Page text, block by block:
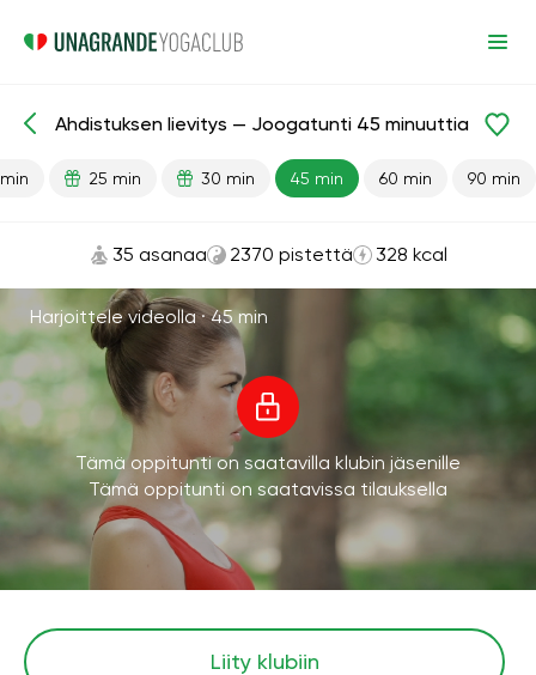
Valmiit oppitunnit Masennus Stressiä lievittävä
Ahdistuksen lievitys — Joogatunti 45 minuuttia
25 min 30 min 45 min 60 min 90 min
35 asanaa 2370 pistettä 328 kcal
Harjoittele videolla ·45 min
Tämä oppitunti on saatavilla klubin jäsenille
Tämä oppitunti on saatavissa tilauksella
Liity klubiin